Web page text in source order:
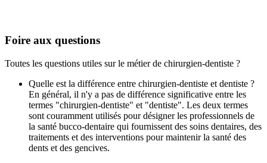
Foire aux questions
Toutes les questions utiles sur le métier de chirurgien-dentiste ?
Quelle est la différence entre chirurgien-dentiste et dentiste ?
En général, il n'y a pas de différence significative entre les
termes "chirurgien-dentiste" et "dentiste". Les deux termes
sont couramment utilisés pour désigner les professionnels de
la santé bucco-dentaire qui fournissent des soins dentaires, des
traitements et des interventions pour maintenir la santé des
dents et des gencives.